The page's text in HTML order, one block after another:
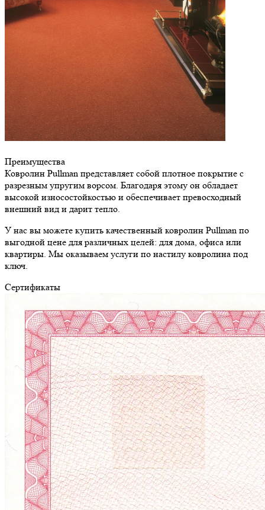
Преимущества
Ковролин Pullman представляет собой плотное покрытие с
разрезным упругим ворсом. Благодаря этому он обладает
высокой износостойкостью и обеспечивает превосходный
внешний вид и дарит тепло.
У нас вы можете купить качественный ковролин Pullman по
выгодной цене для различных целей: для дома, офиса или
квартиры. Мы оказываем услуги по настилу ковролина под
ключ.
Сертификаты